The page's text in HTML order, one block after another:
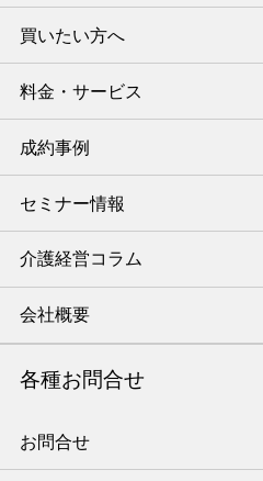
買いたい方へ
料金・サービス
成約事例
セミナー情報
介護経営コラム
会社概要
各種お問合せ
お問合せ